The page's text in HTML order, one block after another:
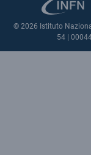
© 2026 Istituto
54 |